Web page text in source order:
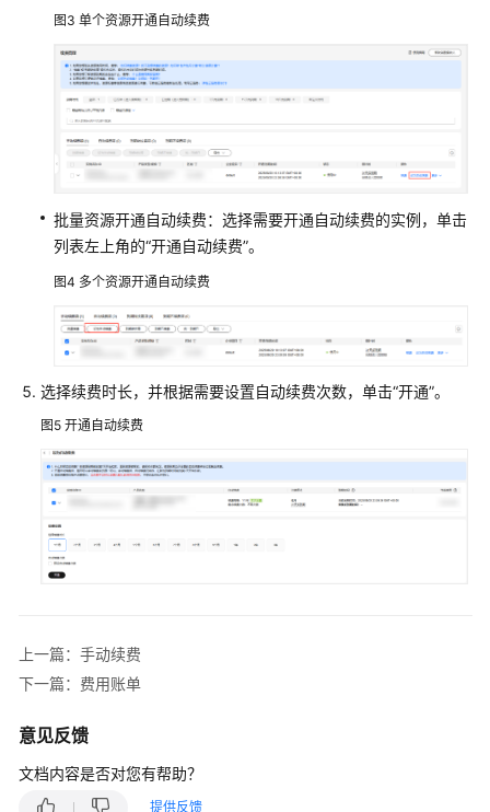
费
述
手
动
自
动
费
用
账
说
计
费
成
本
图3 单个资源开通自动续费
批量资源开通自动续费：选择需要开通自动续费的实例，单击
列表左上角的“开通自动续费”。
图4 多个资源开通自动续费
选择续费时长，并根据需要设置自动续费次数，单击“开通”。
图5 开通自动续费
上一篇：手动续费
下一篇：费用账单
意见反馈
文档内容是否对您有帮助？
提供反馈